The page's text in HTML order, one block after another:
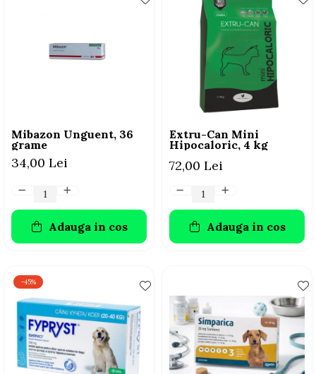
Mibazon Unguent, 36
grame
34,00 Lei
Adauga in cos
Extru-Can Mini
Hipocaloric, 4 kg
72,00 Lei
Adauga in cos
-45%